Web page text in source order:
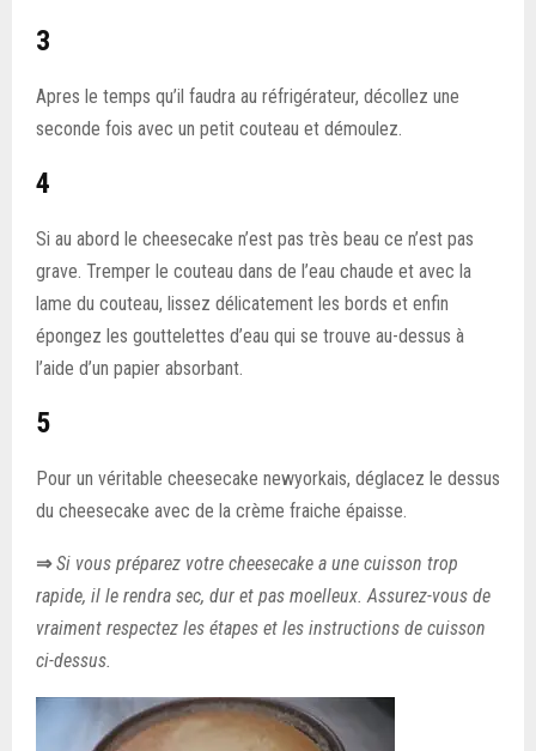
3
Apres le temps qu’il faudra au réfrigérateur, décollez une
seconde fois avec un petit couteau et démoulez.
4
Si au abord le cheesecake n’est pas très beau ce n’est pas
grave. Tremper le couteau dans de l’eau chaude et avec la
lame du couteau, lissez délicatement les bords et enfin
épongez les gouttelettes d’eau qui se trouve au-dessus à
l’aide d’un papier absorbant.
5
Pour un véritable cheesecake newyorkais, déglacez le dessus
du cheesecake avec de la crème fraiche épaisse.
⇒Si vous préparez votre cheesecake a une cuisson trop
rapide, il le rendra sec, dur et pas moelleux. Assurez-vous de
vraiment respectez les étapes et les instructions de cuisson
ci-dessus.